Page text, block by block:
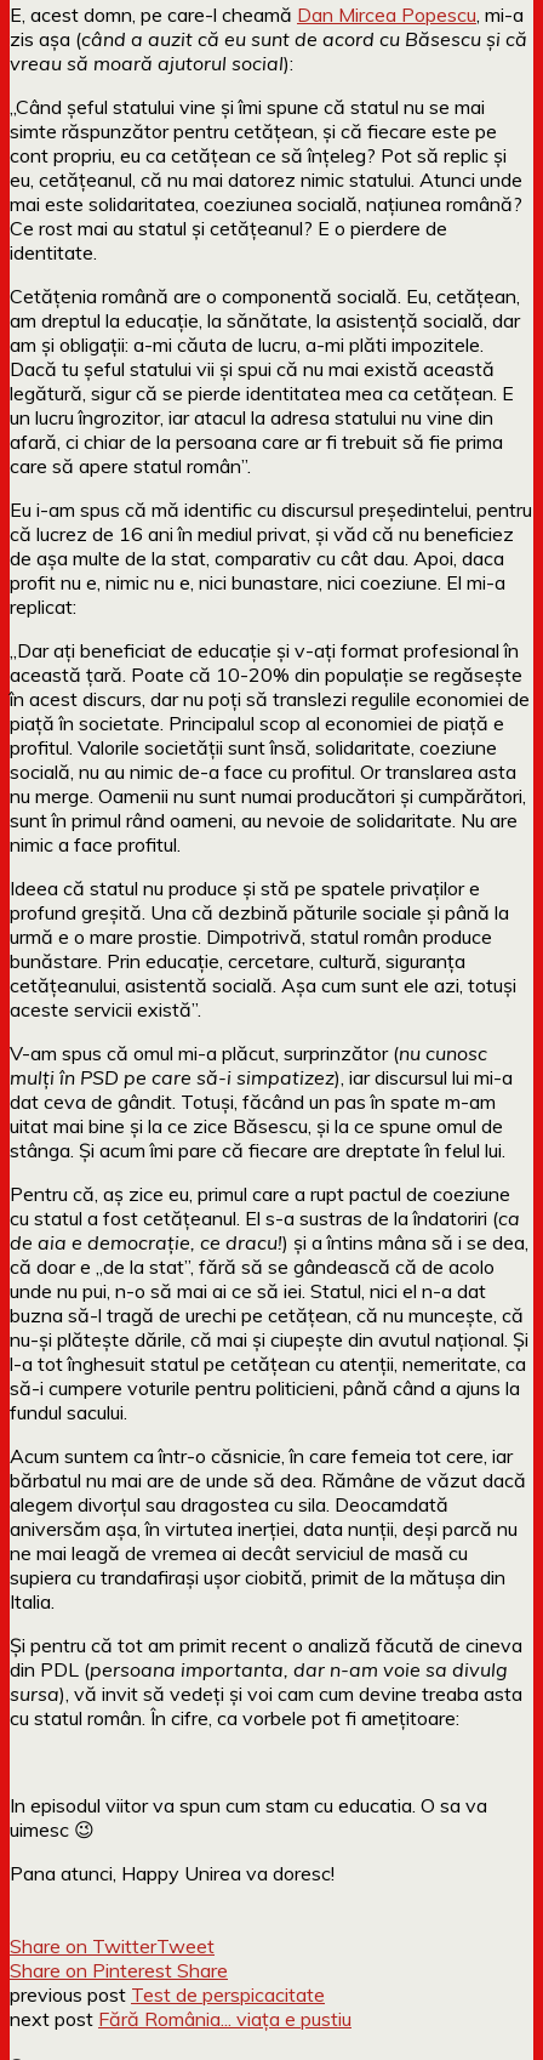
E, acest domn, pe care-l cheamă Dan Mircea Popescu , mi-a
zis așa (când a auzit că eu sunt de acord cu Băsescu și că
vreau să moară ajutorul social):
„Când șeful statului vine și îmi spune că statul nu se mai
simte răspunzător pentru cetățean, și că fiecare este pe
cont propriu, eu ca cetățean ce să înțeleg? Pot să replic și
eu, cetățeanul, că nu mai datorez nimic statului. Atunci unde
mai este solidaritatea, coeziunea socială, națiunea română?
Ce rost mai au statul și cetățeanul? E o pierdere de
identitate.
Cetățenia română are o componentă socială. Eu, cetățean,
am dreptul la educație, la sănătate, la asistență socială, dar
am și obligații: a-mi căuta de lucru, a-mi plăti impozitele.
Dacă tu șeful statului vii și spui că nu mai există această
legătură, sigur că se pierde identitatea mea ca cetățean. E
un lucru îngrozitor, iar atacul la adresa statului nu vine din
afară, ci chiar de la persoana care ar fi trebuit să fie prima
care să apere statul român”.
Eu i-am spus că mă identific cu discursul președintelui, pentru
că lucrez de 16 ani în mediul privat, și văd că nu beneficiez
de așa multe de la stat, comparativ cu cât dau. Apoi, daca
profit nu e, nimic nu e, nici bunastare, nici coeziune. El mi-a
replicat:
„Dar ați beneficiat de educație și v-ați format profesional în
această țară. Poate că 10-20% din populație se regăsește
în acest discurs, dar nu poți să translezi regulile economiei de
piață în societate. Principalul scop al economiei de piață e
profitul. Valorile societății sunt însă, solidaritate, coeziune
socială, nu au nimic de-a face cu profitul. Or translarea asta
nu merge. Oamenii nu sunt numai producători și cumpărători,
sunt în primul rând oameni, au nevoie de solidaritate. Nu are
nimic a face profitul.
Ideea că statul nu produce și stă pe spatele privaților e
profund greșită. Una că dezbină păturile sociale și până la
urmă e o mare prostie. Dimpotrivă, statul român produce
bunăstare. Prin educație, cercetare, cultură, siguranța
cetățeanului, asistentă socială. Așa cum sunt ele azi, totuși
aceste servicii există”.
V-am spus că omul mi-a plăcut, surprinzător (nu cunosc
mulți în PSD pe care să-i simpatizez), iar discursul lui mi-a
dat ceva de gândit. Totuși, făcând un pas în spate m-am
uitat mai bine și la ce zice Băsescu, și la ce spune omul de
stânga. Și acum îmi pare că fiecare are dreptate în felul lui.
Pentru că, aș zice eu, primul care a rupt pactul de coeziune
cu statul a fost cetățeanul. El s-a sustras de la îndatoriri (ca
de aia e democrație, ce dracu!) și a întins mâna să i se dea,
că doar e „de la stat”, fără să se gândească că de acolo
unde nu pui, n-o să mai ai ce să iei. Statul, nici el n-a dat
buzna să-l tragă de urechi pe cetățean, că nu muncește, că
nu-și plătește dările, că mai și ciupește din avutul național. Și
l-a tot înghesuit statul pe cetățean cu atenții, nemeritate, ca
să-i cumpere voturile pentru politicieni, până când a ajuns la
fundul sacului.
Acum suntem ca într-o căsnicie, în care femeia tot cere, iar
bărbatul nu mai are de unde să dea. Rămâne de văzut dacă
alegem divorțul sau dragostea cu sila. Deocamdată
aniversăm așa, în virtutea inerției, data nunții, deși parcă nu
ne mai leagă de vremea ai decât serviciul de masă cu
supiera cu trandafirași ușor ciobită, primit de la mătușa din
Italia.
Și pentru că tot am primit recent o analiză făcută de cineva
din PDL (persoana importanta, dar n-am voie sa divulg
sursa), vă invit să vedeți și voi cam cum devine treaba asta
cu statul român. În cifre, ca vorbele pot fi amețitoare:
In episodul viitor va spun cum stam cu educatia. O sa va
uimesc 😉
Pana atunci, Happy Unirea va doresc!
Share on TwitterTweet
Share on Pinterest Share
previous post Test de perspicacitate
next post Fără România... viața e pustiu